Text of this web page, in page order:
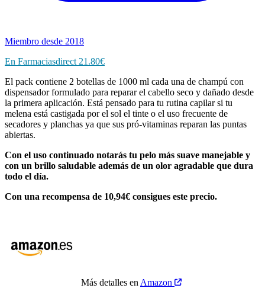
Miembro desde 2018
En Farmaciasdirect 21.80€
El pack contiene 2 botellas de 1000 ml cada una de champú con
dispensador formulado para reparar el cabello seco y dañado desde
la primera aplicación. Está pensado para tu rutina capilar si tu
melena está castigada por el sol el tinte o el uso frecuente de
secadores y planchas ya que sus pró-vitaminas reparan las puntas
abiertas.
Con el uso continuado notarás tu pelo más suave manejable y
con un brillo saludable además de un olor agradable que dura
todo el día.
Con una recompensa de 10,94€ consigues este precio.
Más detalles en Amazon